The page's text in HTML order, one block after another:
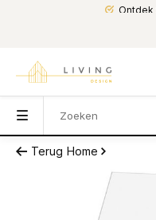
Ontdek
Terug Home